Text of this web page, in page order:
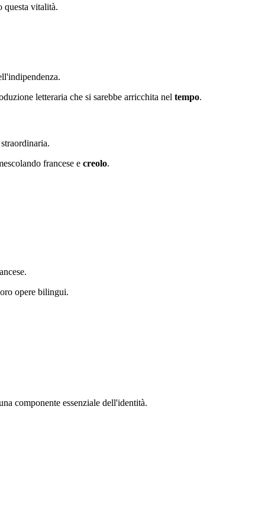
questa vitalità.
letteraria che si sarebbe arricchita nel tempo.
francese e creolo.
opere bilingui.
componente essenziale dell'identità.